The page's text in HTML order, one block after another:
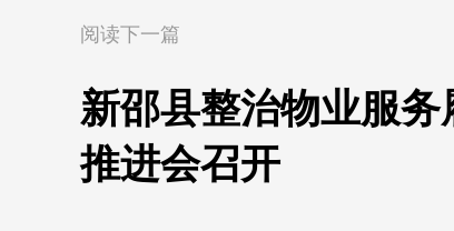
阅读下一篇
新邵县整治物业服
推进会召开